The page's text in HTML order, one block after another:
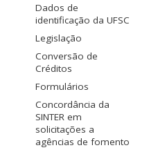
Dados de
identificação da UFSC
Legislação
Conversão de
Créditos
Formulários
Concordância da
SINTER em
solicitações a
agências de fomento